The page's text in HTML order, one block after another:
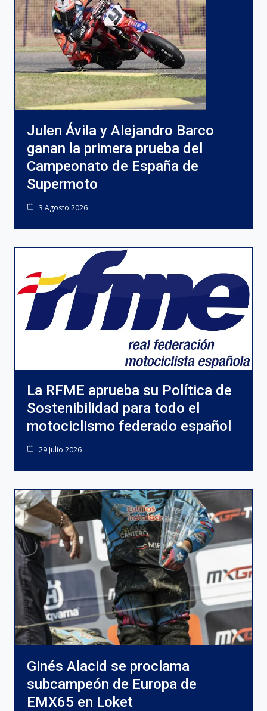
Julen Ávila y Alejandro Barco
ganan la primera prueba del
Campeonato de España de
Supermoto
3 Agosto 2026
La RFME aprueba su Política de
Sostenibilidad para todo el
motociclismo federado español
29 Julio 2026
Ginés Alacid se proclama
subcampeón de Europa de
EMX65 en Loket